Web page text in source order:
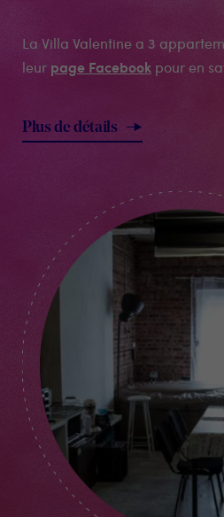
La Villa Valentine a 3
leur page Facebook pour en
Plus de détails